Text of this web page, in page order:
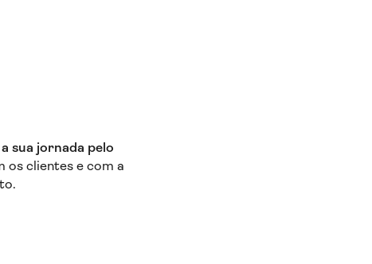
sua jornada pelo
os clientes e com a